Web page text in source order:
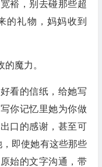
裕，别去碰那些超
的礼物，妈妈收到
魔力。
看的信纸，给她写
你记忆里她为你做
口的感谢，甚至可
，即使她有这些那些
始的文字沟通，带